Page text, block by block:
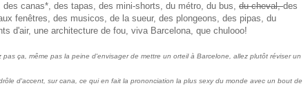
canas*, des tapas, des mini-shorts, du métro, du bus, du cheval,des
fenêtres, des musicos, de la sueur, des plongeons, des pipas, du
d'air, une architecture de fou, viva Barcelona, que chulooo!
ça, même pas la peine d'envisager de mettre un orteil à Barcelone, allez plutôt réviser un
d'accent, sur cana, ce qui en fait la prononciation la plus sexy du monde avec un bout de